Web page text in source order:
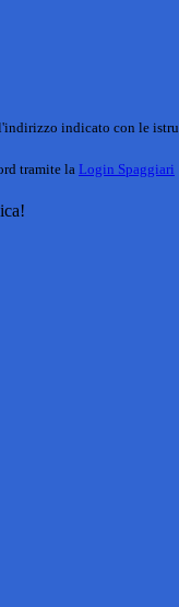
indicato con le
tramite la Login Spaggiari